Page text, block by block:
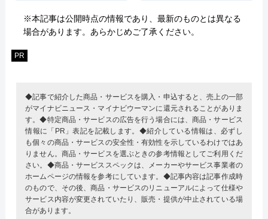
※本記事は公開時点の情報であり、最新のものとは異なる
場合があります。あらかじめご了承ください。
PR
◆記事で紹介した商品・サービスを購入・申込すると、売上の一部
がマイナビニュース・マイナビウーマンに還元されることがありま
す。◆特定商品・サービスの広告を行う場合には、商品・サービス
情報に「PR」表記を記載します。◆紹介している情報は、必ずし
も個々の商品・サービスの安全性・有効性を示しているわけではあ
りません。商品・サービスを選ぶときの参考情報としてご利用くだ
さい。◆商品・サービススペックは、メーカーやサービス事業者の
ホームページの情報を参考にしています。◆記事内容は記事作成時
のもので、その後、商品・サービスのリニューアルによって仕様や
サービス内容が変更されていたり、販売・提供が中止されている場
合があります。